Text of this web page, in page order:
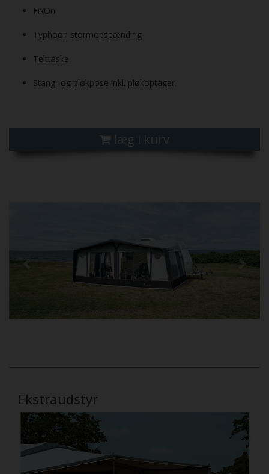
FixOn
Typhoon stormopspænding
Telttaske
Stang- og pløkpose inkl. pløkoptager.
læg i kurv
Ekstraudstyr